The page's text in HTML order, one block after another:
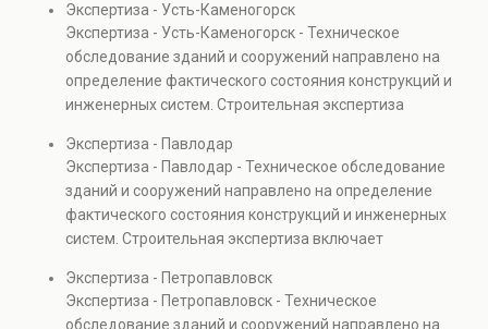
элементов и оценку эксплуатационной безопасности.
Услуга востребована при покупке недвижимости,
капитальном ремонте и реконструкции объектов, а
также при судебных разбирательствах и технических
проверках.
Экспертиза - Усть-Каменогорск
Экспертиза - Усть-Каменогорск - Техническое
обследование зданий и сооружений направлено на
определение фактического состояния конструкций и
инженерных систем. Строительная экспертиза
прочности элементов и оценку эксплуатационной
безопасности. Услуга востребована при покупке
недвижимости, капитальном ремонте и реконструкции
объектов, а также при судебных разбирательствах и
технических проверках.
Экспертиза - Павлодар
Экспертиза - Павлодар - Техническое обследование
зданий и сооружений направлено на определение
фактического состояния конструкций и инженерных
систем. Строительная экспертиза включает
элементов и оценку эксплуатационной безопасности.
Услуга востребована при покупке недвижимости,
Экспертиза - Петропавловск
Экспертиза - Петропавловск - Техническое
обследование зданий и сооружений направлено на